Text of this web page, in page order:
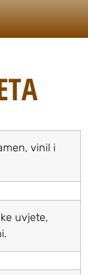
vinil i
uvjete,